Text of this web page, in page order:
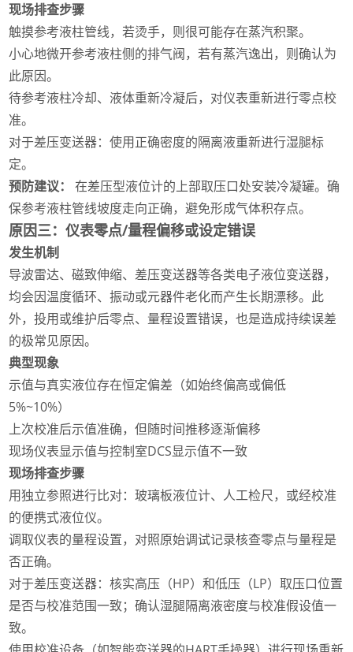
现场排查步骤
触摸参考液柱管线，若烫手，则很可能存在蒸汽积聚。
小心地微开参考液柱侧的排气阀，若有蒸汽逸出，则确认为
此原因。
待参考液柱冷却、液体重新冷凝后，对仪表重新进行零点校
准。
对于差压变送器：使用正确密度的隔离液重新进行湿腿标
定。
预防建议：
在差压型液位计的上部取压口处安装冷凝罐。确
保参考液柱管线坡度走向正确，避免形成气体积存点。
原因三：仪表零点/量程偏移或设定错误
发生机制
导波雷达、磁致伸缩、差压变送器等各类电子液位变送器，
均会因温度循环、振动或元器件老化而产生长期漂移。此
外，投用或维护后零点、量程设置错误，也是造成持续误差
的极常见原因。
典型现象
示值与真实液位存在恒定偏差（如始终偏高或偏低
5%~10%）
上次校准后示值准确，但随时间推移逐渐偏移
现场仪表显示值与控制室DCS显示值不一致
现场排查步骤
用独立参照进行比对：玻璃板液位计、人工检尺，或经校准
的便携式液位仪。
调取仪表的量程设置，对照原始调试记录核查零点与量程是
否正确。
对于差压变送器：核实高压（HP）和低压（LP）取压口位置
是否与校准范围一致；确认湿腿隔离液密度与校准假设值一
致。